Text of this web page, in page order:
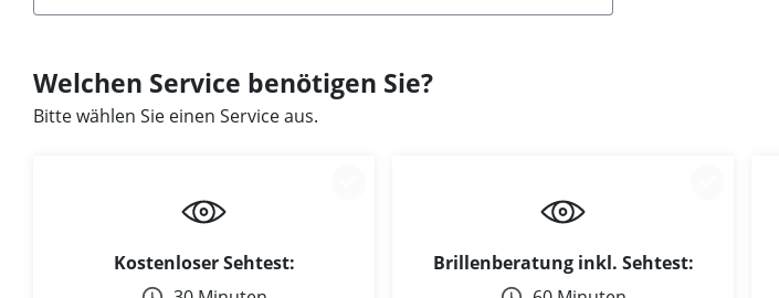
Welchen Service benötigen Sie?
Bitte wählen Sie einen Service aus.
Kostenloser Sehtest:
Brillenberatung inkl. Sehtest: